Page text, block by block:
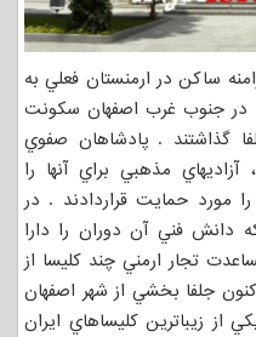
ساکن در ارمنستان فعلي به
در جنوب غرب اصفهان سکونت
گذاشتند . پادشاهان صفوي
مذهبي براي آنها را
مورد حمايت قراردادند . در
دانش فني آن دوران را دارا
تجار ارمني چند كليسا از
جلفا بخشي از شهر اصفهان
زيباترين كليساهاي ايران